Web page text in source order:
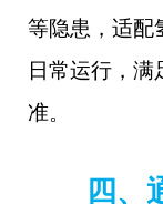
等隐患，适配
日常运行，
准。
四、